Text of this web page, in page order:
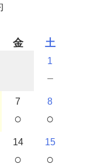
金 土
1
－
7
○
8
○
14
○
15
○